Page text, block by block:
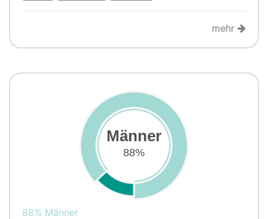
mehr
Männer
88%
88% Männer